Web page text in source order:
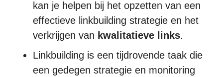
kan je helpen bij het opzetten van een
effectieve linkbuilding strategie en het
verkrijgen van kwalitatieve links.
Linkbuilding is een tijdrovende taak die
een gedegen strategie en monitoring